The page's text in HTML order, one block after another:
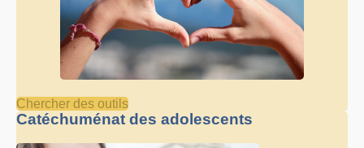
Chercher des outils
Catéchuménat des adolescents